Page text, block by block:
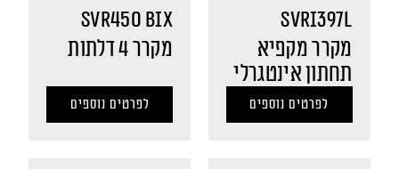
SVRI397L
מקרר מקפיא
תחתון אינטגרלי
לפרטים נוספים
SVR450 BIX
מקרר 4 דלתות
לפרטים נוספים